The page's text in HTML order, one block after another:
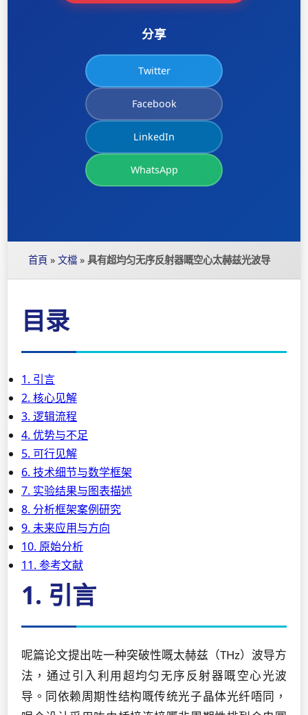
分享
Twitter
Facebook
LinkedIn
WhatsApp
首頁 » 文檔 » 具有超均匀无序反射器嘅空心太赫兹光波导
目录
1. 引言
2. 核心见解
3. 逻辑流程
4. 优势与不足
5. 可行见解
6. 技术细节与数学框架
7. 实验结果与图表描述
8. 分析框架案例研究
9. 未来应用与方向
10. 原始分析
11. 参考文献
1. 引言
呢篇论文提出咗一种突破性嘅太赫兹（THz）波导方
法，通过引入利用超均匀无序反射器嘅空心光波
导。同依赖周期性结构嘅传统光子晶体光纤唔同，